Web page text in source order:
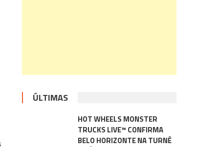
ÚLTIMAS
HOT WHEELS MONSTER
TRUCKS LIVE™ CONFIRMA
BELO HORIZONTE NA TURNÊ